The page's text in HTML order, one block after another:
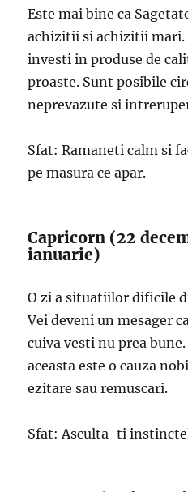
Este mai bine ca
achizitii si achizitii mari.
investi in produse de
proaste. Sunt posibile
neprevazute si
Sfat: Ramaneti calm si
pe masura ce apar.
Capricorn (22
ianuarie)
O zi a situatiilor dificile
Vei deveni un mesager
cuiva vesti nu prea
aceasta este o cauza
ezitare sau remuscari.
Sfat: Asculta-ti